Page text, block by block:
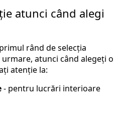
atunci când alegi
rând de selecția
atunci când alegeți o
atenție la:
- pentru lucrări interioare